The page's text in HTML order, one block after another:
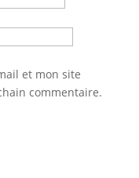
et mon site
commentaire.